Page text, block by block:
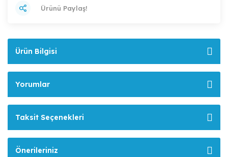
Ürünü Paylaş!
Ürün Bilgisi
Yorumlar
Taksit Seçenekleri
Önerileriniz